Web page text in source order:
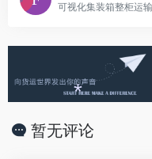
可视化集装箱整柜运
暂无评论
*